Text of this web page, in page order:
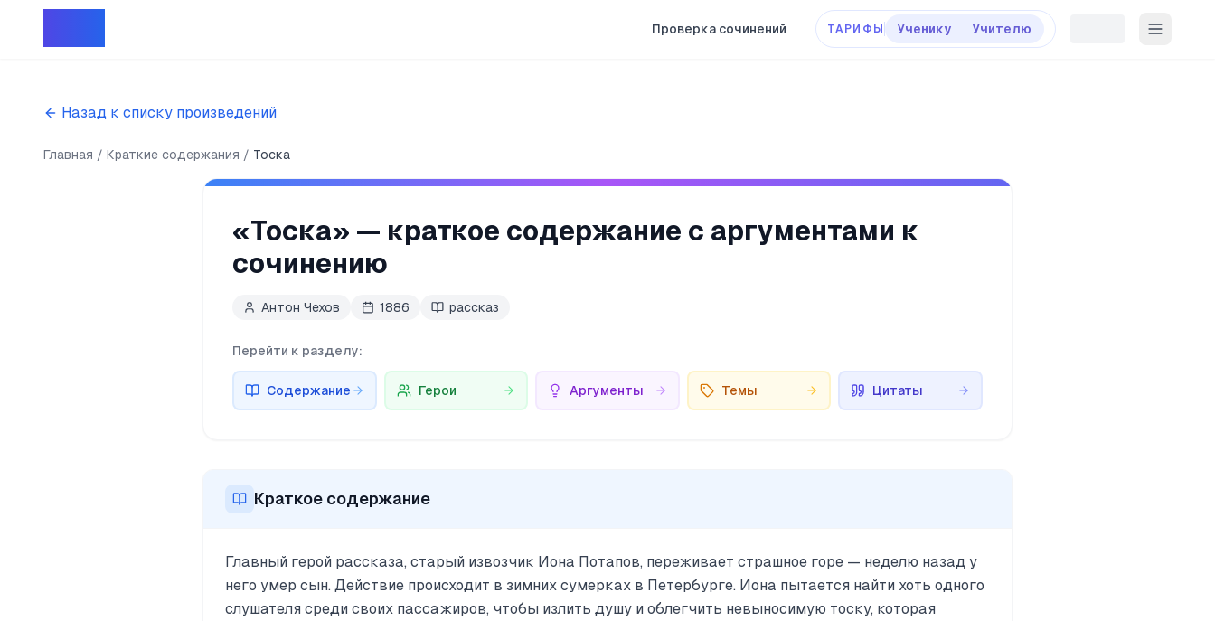
Проверка сочинений ТАРИФЫ Ученику Учителю
Назад к списку произведений
Главная Краткие содержания Тоска
«Тоска» — краткое содержание с аргументами к
сочинению
Антон Чехов 1886 рассказ
Перейти к разделу:
Содержание Герои Аргументы Темы Цитаты
Краткое содержание
Главный герой рассказа, старый извозчик Иона Потапов, переживает страшное горе — неделю назад у
него умер сын. Действие происходит в зимних сумерках в Петербурге. Иона пытается найти хоть одного
слушателя среди своих пассажиров, чтобы излить душу и облегчить невыносимую тоску, которая